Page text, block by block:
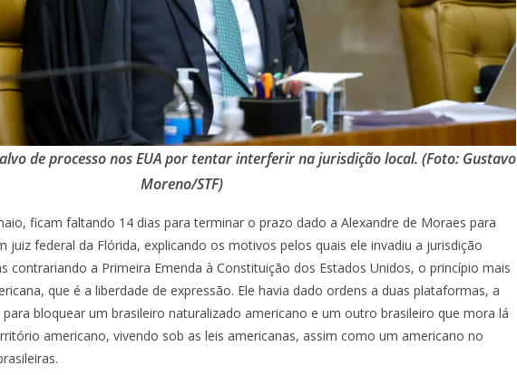
de processo nos EUA por tentar interferir na jurisdição local. (Foto: Gustavo
Moreno/STF)
ficam faltando 14 dias para terminar o prazo dado a Alexandre de Moraes para
juiz federal da Flórida, explicando os motivos pelos quais ele invadiu a jurisdição
contrariando a Primeira Emenda à Constituição dos Estados Unidos, o princípio mais
que é a liberdade de expressão. Ele havia dado ordens a duas plataformas, a
bloquear um brasileiro naturalizado americano e um outro brasileiro que mora lá
americano, vivendo sob as leis americanas, assim como um americano no